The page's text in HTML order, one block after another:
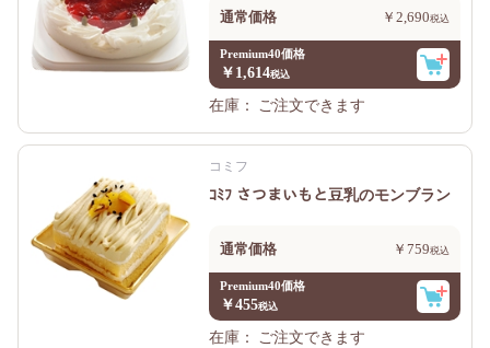
通常価格 ￥2,690
Premium40価格
￥1,614
在庫：
ご注文できます
コミフ
ｺﾐﾌ さつまいもと豆乳のモンブラン
通常価格 ￥759
Premium40価格
￥455
在庫：
ご注文できます